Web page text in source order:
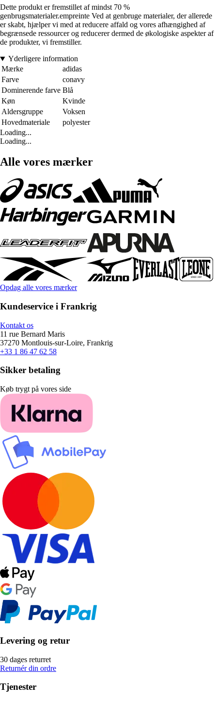
Dette produkt er fremstillet af mindst 70 %
genbrugsmaterialer.empreinte Ved at genbruge materialer, der allerede
er skabt, hjælper vi med at reducere affald og vores afhængighed af
begrænsede ressourcer og reducerer dermed de økologiske aspekter af
de produkter, vi fremstiller.
Yderligere information
Mærke
adidas
Farve
conavy
Dominerende farve Blå
Køn
Kvinde
Aldersgruppe
Voksen
Hovedmateriale
polyester
Loading...
Loading...
Alle vores mærker
Opdag alle vores mærker
Kundeservice i Frankrig
Kontakt os
11 rue Bernard Maris
37270 Montlouis-sur-Loire, Frankrig
+33 1 86 47 62 58
Sikker betaling
Køb trygt på vores side
Levering og retur
30 dages returret
Returnér din ordre
Tjenester